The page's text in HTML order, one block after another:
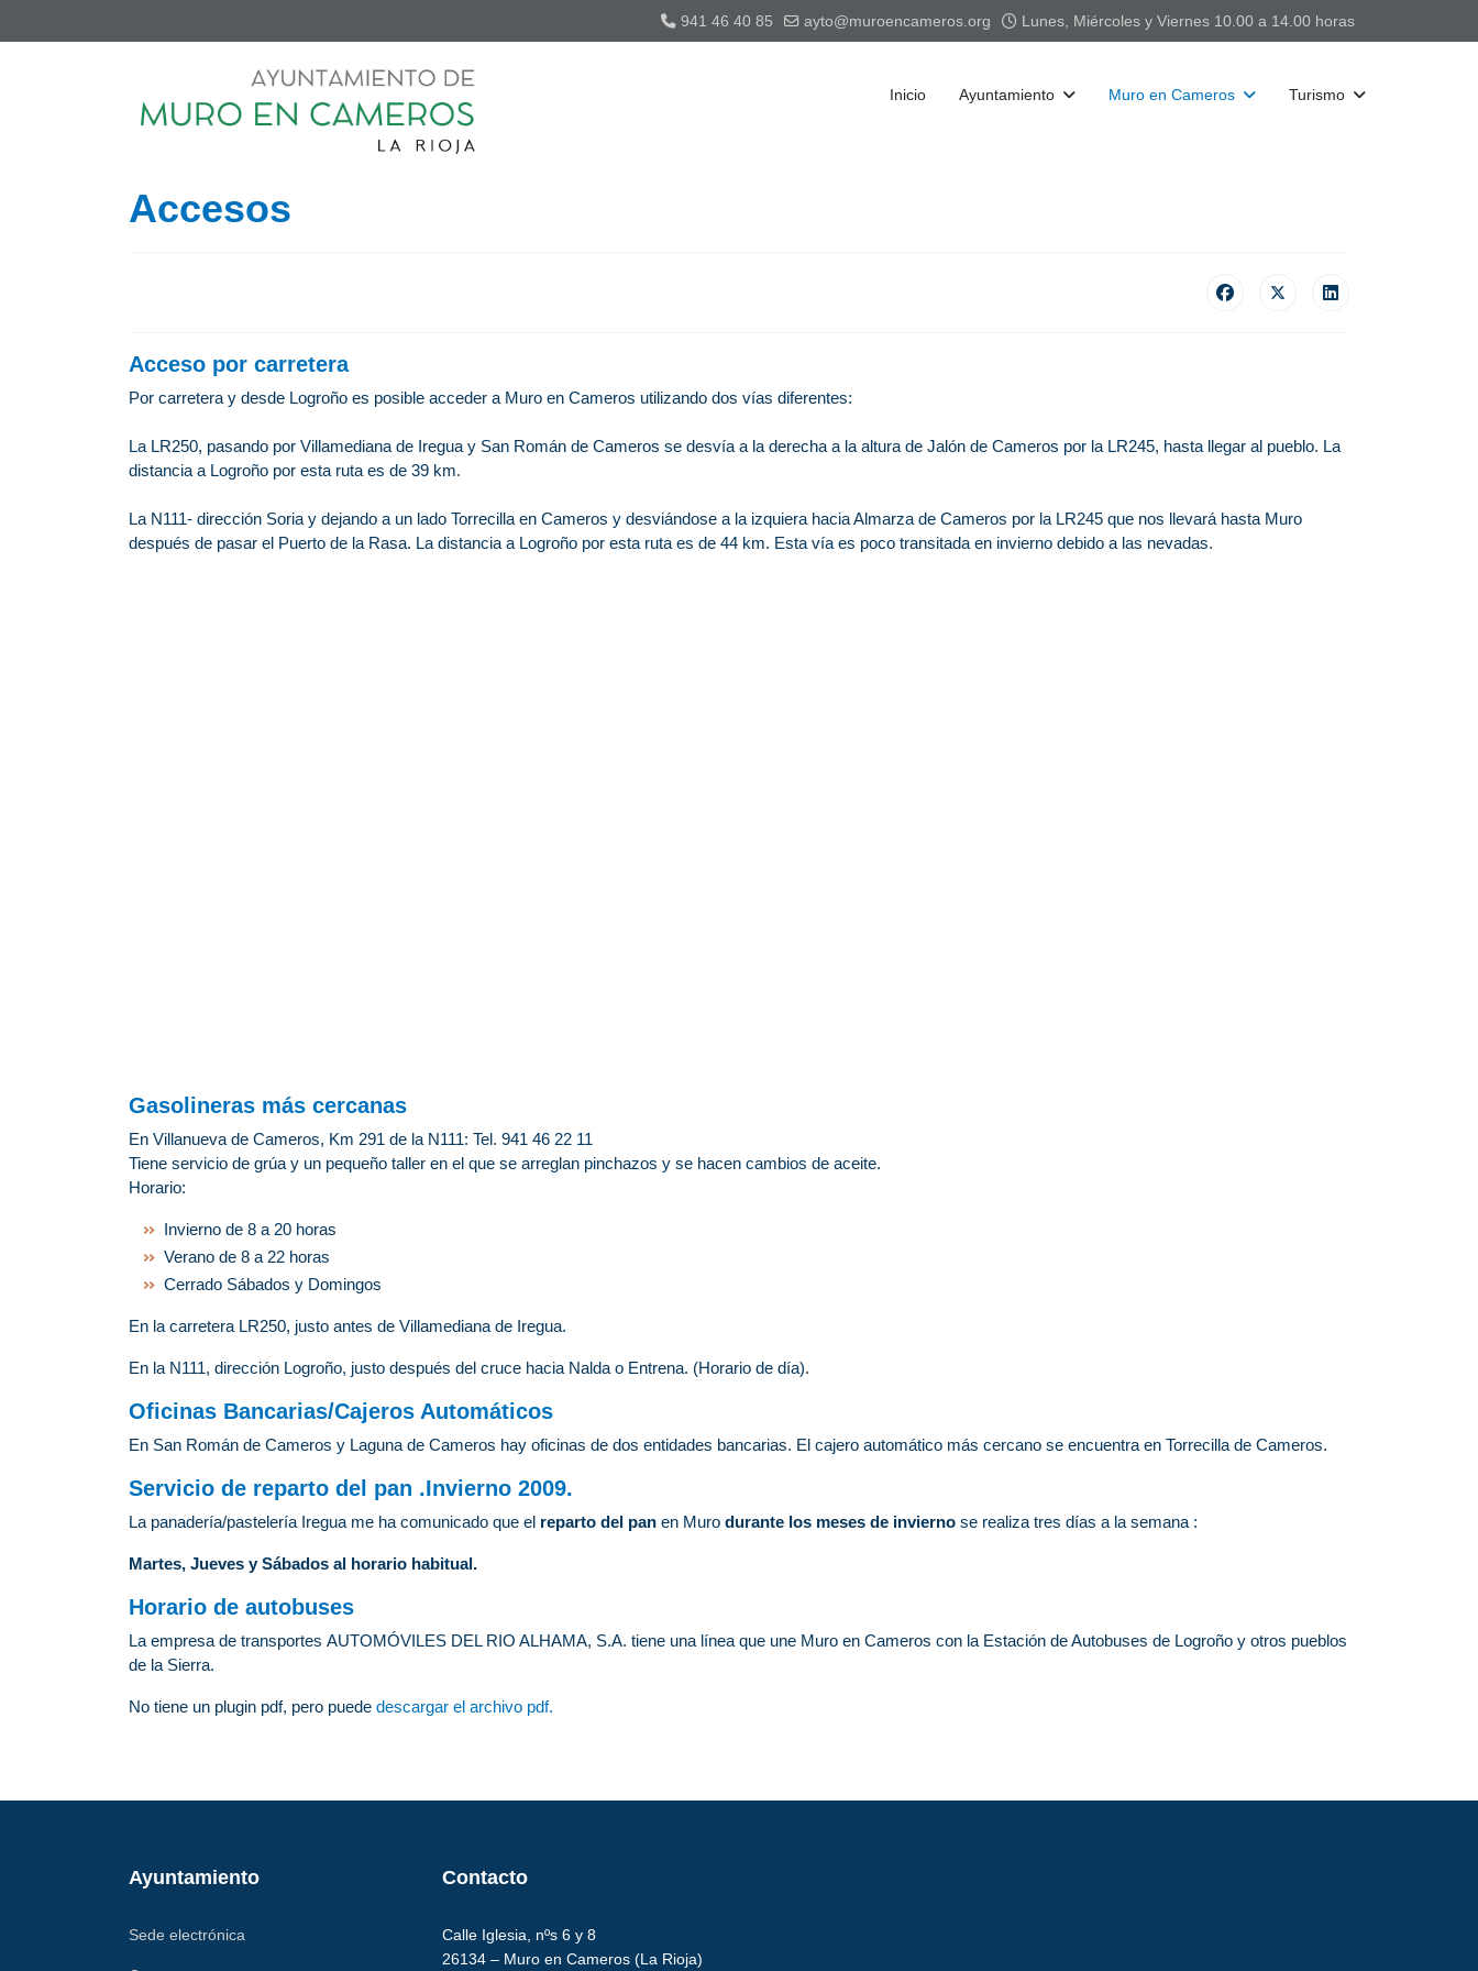
941 46 40 85 ayto@muroencameros.org Lunes, Miércoles y Viernes 10.00 a 14.00 horas
Inicio Ayuntamiento Muro en Cameros Turismo
Accesos
Acceso por carretera
Por carretera y desde Logroño es posible acceder a Muro en Cameros utilizando dos vías diferentes:
La LR250, pasando por Villamediana de Iregua y San Román de Cameros se desvía a la derecha a la altura de Jalón de Cameros por la LR245, hasta llegar al pueblo. La
distancia a Logroño por esta ruta es de 39 km.
La N111- dirección Soria y dejando a un lado Torrecilla en Cameros y desviándose a la izquiera hacia Almarza de Cameros por la LR245 que nos llevará hasta Muro
después de pasar el Puerto de la Rasa. La distancia a Logroño por esta ruta es de 44 km. Esta vía es poco transitada en invierno debido a las nevadas.
Gasolineras más cercanas
En Villanueva de Cameros, Km 291 de la N111: Tel. 941 46 22 11
Tiene servicio de grúa y un pequeño taller en el que se arreglan pinchazos y se hacen cambios de aceite.
Horario:
Invierno de 8 a 20 horas
Verano de 8 a 22 horas
Cerrado Sábados y Domingos
En la carretera LR250, justo antes de Villamediana de Iregua.
En la N111, dirección Logroño, justo después del cruce hacia Nalda o Entrena. (Horario de día).
Oficinas Bancarias/Cajeros Automáticos
En San Román de Cameros y Laguna de Cameros hay oficinas de dos entidades bancarias. El cajero automático más cercano se encuentra en Torrecilla de Cameros.
Servicio de reparto del pan .Invierno 2009.
La panadería/pastelería Iregua me ha comunicado que el reparto del pan en Muro durante los meses de invierno se realiza tres días a la semana :
Martes, Jueves y Sábados al horario habitual.
Horario de autobuses
La empresa de transportes AUTOMÓVILES DEL RIO ALHAMA, S.A. tiene una línea que une Muro en Cameros con la Estación de Autobuses de Logroño y otros pueblos
de la Sierra.
No tiene un plugin pdf, pero puede descargar el archivo pdf.
Ayuntamiento
Sede electrónica
Contacto
Calle Iglesia, nºs 6 y 8
26134 – Muro en Cameros (La Rioja)